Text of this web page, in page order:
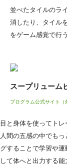
並べたタイルのラ
消したり、タイル
をゲーム感覚で行
スープリューム
プログラム公式サイト（
目と身体を使ってトレ
人間の五感の中でも
グすることで学習や
して体へと出力する